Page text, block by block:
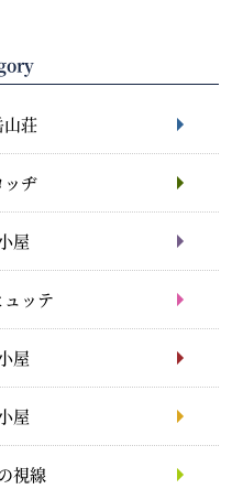
山荘
ッヂ
屋
ッテ
屋
屋
視線